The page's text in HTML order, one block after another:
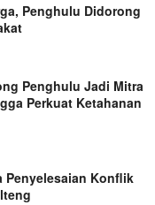
Penghulu Didorong
Penghulu Jadi Mitra
Perkuat Ketahanan
Penyelesaian Konflik